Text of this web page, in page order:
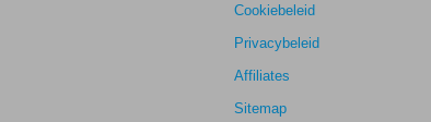
Cookiebeleid
Privacybeleid
Affiliates
Sitemap